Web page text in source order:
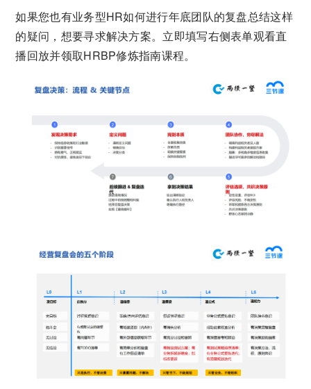
如果您也有业务型HR如何进行年底团队的复盘总结这样
的疑问，想要寻求解决方案。立即填写右侧表单观看直
播回放并领取HRBP修炼指南课程。